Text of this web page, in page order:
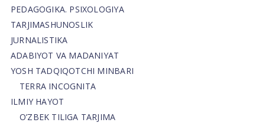
PEDAGOGIKA. PSIXOLOGIYA
TARJIMASHUNOSLIK
JURNALISTIKA
ADABIYOT VA MADANIYAT
YOSH TADQIQOTCHI MINBARI
TERRA INCOGNITA
ILMIY HAYOT
O’ZBEK TILIGA TARJIMA